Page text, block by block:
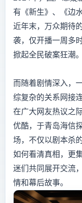
有《新生》、《边
近年末，万众期待
袭，仅开播一周多
掀起全民破案狂潮。
而随着剧情深入，
综复杂的关系网接
在广大网友热议之
优酷，于青岛海信
场，不仅以剧本杀
如何看清真相，更
迷们共同展开交流
情和幕后故事。